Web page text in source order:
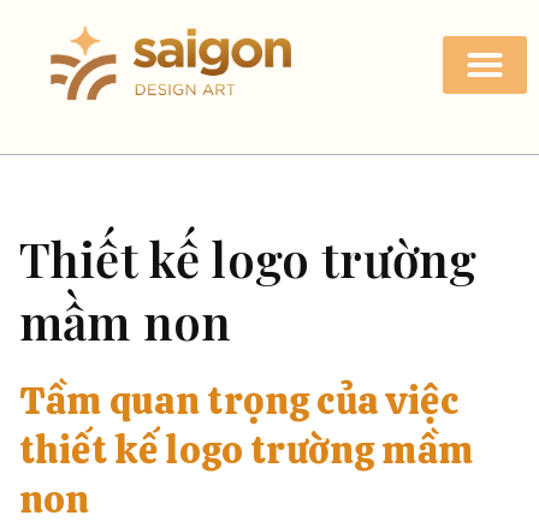
Thiết kế logo trường
mầm non
Tầm quan trọng của việc
thiết kế logo trường mầm
non